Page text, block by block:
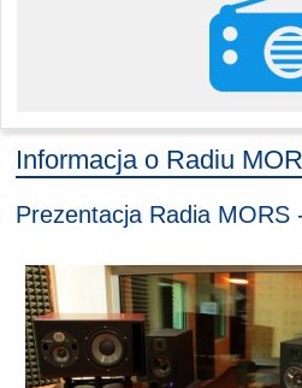
Informacja o Radiu
Prezentacja Radia MORS